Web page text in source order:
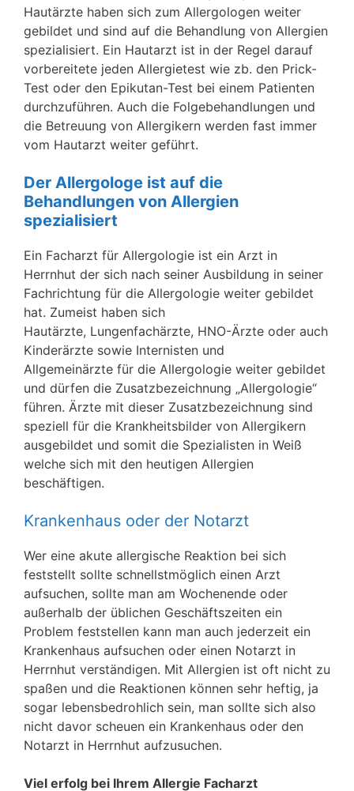
Hautärzte haben sich zum Allergologen weiter
gebildet und sind auf die Behandlung von Allergien
spezialisiert. Ein Hautarzt ist in der Regel darauf
vorbereitete jeden Allergietest wie zb. den Prick-
Test oder den Epikutan-Test bei einem Patienten
durchzuführen. Auch die Folgebehandlungen und
die Betreuung von Allergikern werden fast immer
vom Hautarzt weiter geführt.
Der Allergologe ist auf die
Behandlungen von Allergien
spezialisiert
Ein Facharzt für Allergologie ist ein Arzt in
Herrnhut der sich nach seiner Ausbildung in seiner
Fachrichtung für die Allergologie weiter gebildet
hat. Zumeist haben sich
Hautärzte, Lungenfachärzte, HNO-Ärzte oder auch
Kinderärzte sowie Internisten und
Allgemeinärzte für die Allergologie weiter gebildet
und dürfen die Zusatzbezeichnung „Allergologie“
führen. Ärzte mit dieser Zusatzbezeichnung sind
speziell für die Krankheitsbilder von Allergikern
ausgebildet und somit die Spezialisten in Weiß
welche sich mit den heutigen Allergien
beschäftigen.
Krankenhaus oder der Notarzt
Wer eine akute allergische Reaktion bei sich
feststellt sollte schnellstmöglich einen Arzt
aufsuchen, sollte man am Wochenende oder
außerhalb der üblichen Geschäftszeiten ein
Problem feststellen kann man auch jederzeit ein
Krankenhaus aufsuchen oder einen Notarzt in
Herrnhut verständigen. Mit Allergien ist oft nicht zu
spaßen und die Reaktionen können sehr heftig, ja
sogar lebensbedrohlich sein, man sollte sich also
nicht davor scheuen ein Krankenhaus oder den
Notarzt in Herrnhut aufzusuchen.
Viel erfolg bei Ihrem Allergie Facharzt